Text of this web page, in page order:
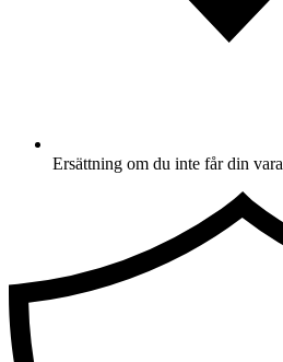
Ersättning om du inte får din vara